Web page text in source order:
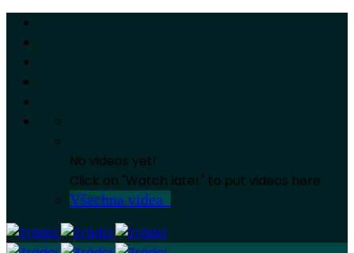
No videos yet!
Click on "Watch later" to put videos here
Všechna videa